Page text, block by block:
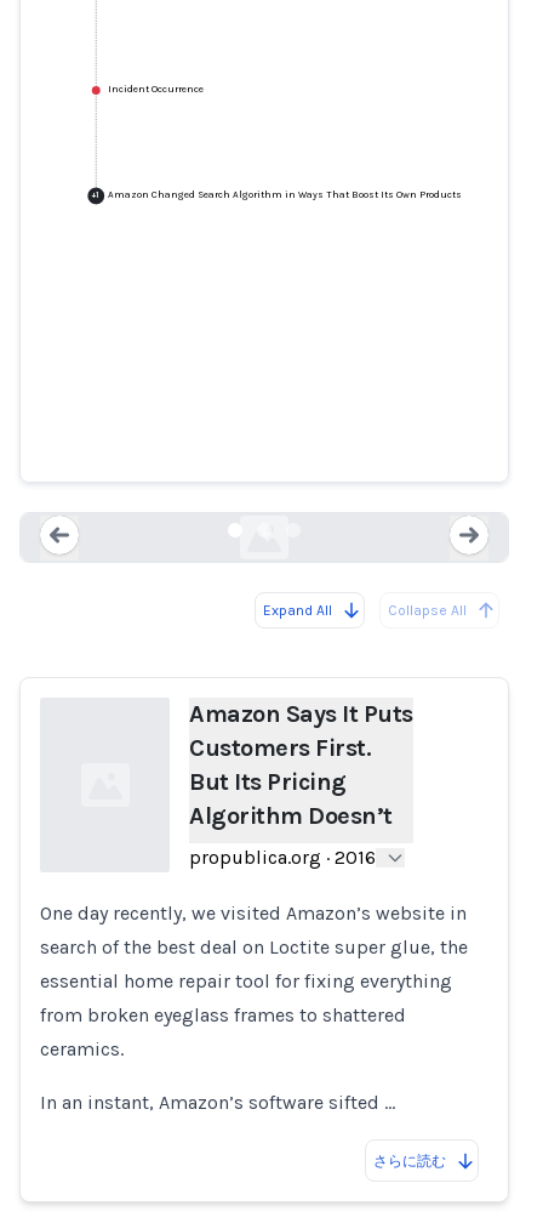
Incident Occurrence
+1 Amazon Changed Search Algorithm in Ways That Boost Its Own Products
Expand All Collapse All
Loading...
Amazon Says It Puts
Customers First.
But Its Pricing
Algorithm Doesn’t
propublica.org · 2016
One day recently, we visited Amazon’s website in
search of the best deal on Loctite super glue, the
essential home repair tool for fixing everything
from broken eyeglass frames to shattered
ceramics.
In an instant, Amazon’s software sifted …
さらに読む